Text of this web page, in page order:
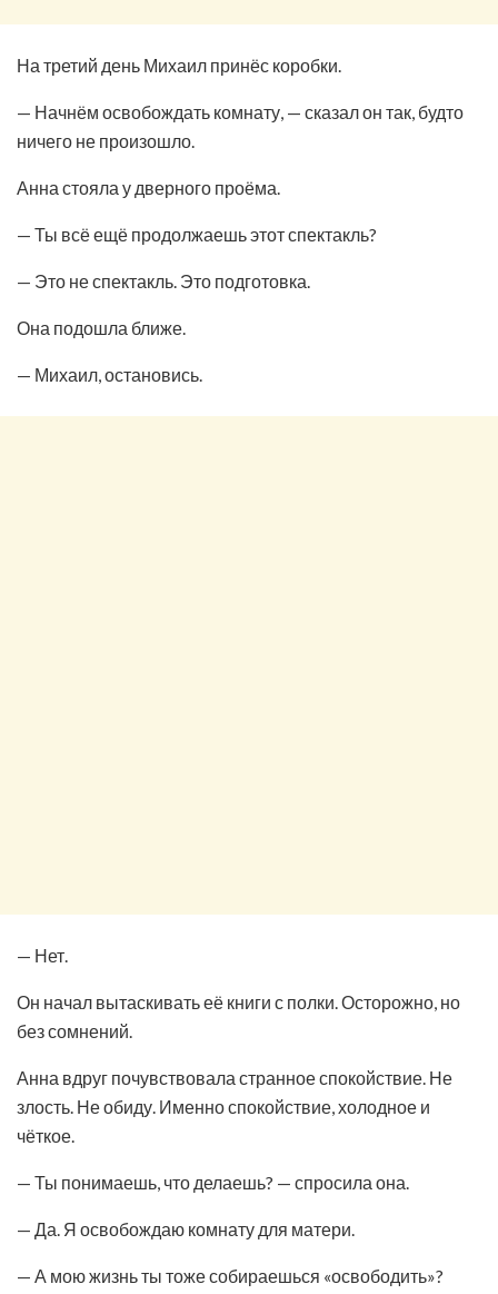
На третий день Михаил принёс коробки.
— Начнём освобождать комнату, — сказал он так, будто
ничего не произошло.
Анна стояла у дверного проёма.
— Ты всё ещё продолжаешь этот спектакль?
— Это не спектакль. Это подготовка.
Она подошла ближе.
— Михаил, остановись.
— Нет.
Он начал вытаскивать её книги с полки. Осторожно, но
без сомнений.
Анна вдруг почувствовала странное спокойствие. Не
злость. Не обиду. Именно спокойствие, холодное и
чёткое.
— Ты понимаешь, что делаешь? — спросила она.
— Да. Я освобождаю комнату для матери.
— А мою жизнь ты тоже собираешься «освободить»?